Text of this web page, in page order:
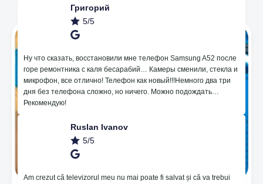
Григорий
5/5
Ну что сказать, восстановили мне телефон Samsung A52 после
горе ремонтника с каля бесарабий… Камеры сменили, стекла и
микрофон, все отлично! Телефон как новый!!!Немного два три
дня без телефона сложно, но ничего. Можно подождать…
Рекомендую!
Ruslan Ivanov
5/5
Am crezut că televizorul meu nu mai poate fi salvat și că va trebui